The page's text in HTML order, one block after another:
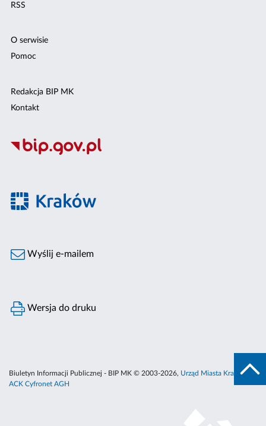
RSS
O serwisie
Pomoc
Redakcja BIP MK
Kontakt
Wyślij e-mailem
Wersja do druku
Biuletyn Informacji Publicznej - BIP MK © 2003-2026, Urząd Miasta Krakowa
ACK Cyfronet AGH